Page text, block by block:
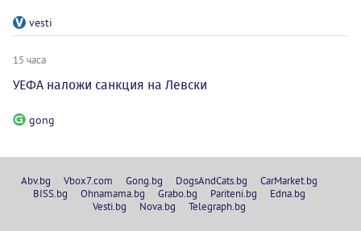
vesti
15 часа
УЕФА наложи санкция на Левски
gong
Abv.bg Vbox7.com Gong.bg DogsAndCats.bg
CarMarket.bg
BISS.bg
Ohnamama.bg Grabo.bg Pariteni.bg
Edna.bg
Vesti.bg
Nova.bg Telegraph.bg